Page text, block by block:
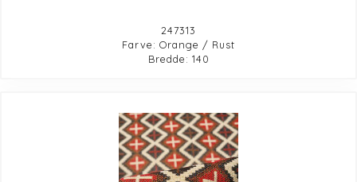
247313
Farve: Orange / Rust
Bredde: 140